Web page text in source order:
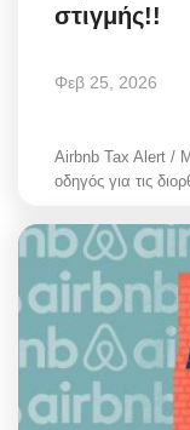
στιγμής!!
Φεβ 25, 2026
Airbnb Tax Alert /
οδηγός για τις